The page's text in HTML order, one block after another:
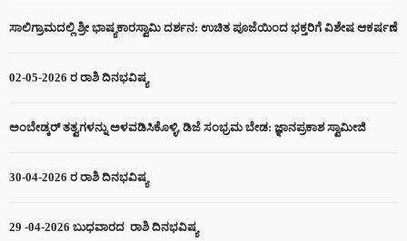
ಸಾಲಿಗ್ರಾಮದಲ್ಲಿ ಶ್ರೀ ಭಾಷ್ಯಕಾರಸ್ವಾಮಿ ದರ್ಶನ: ಉಚಿತ ಪೂಜೆಯಿಂದ ಭಕ್ತರಿಗೆ ವಿಶೇಷ ಆಕರ್ಷಣೆ
02-05-2026 ರ ರಾಶಿ ದಿನಭವಿಷ್ಯ
ಅಂಬೇಡ್ಕರ್ ತತ್ವಗಳನ್ನು ಅಳವಡಿಸಿಕೊಳ್ಳಿ, ಡಿಜೆ ಸಂಭ್ರಮ ಬೇಡ: ಜ್ಞಾನಪ್ರಕಾಶ ಸ್ವಾಮೀಜಿ
30-04-2026 ರ ರಾಶಿ ದಿನಭವಿಷ್ಯ
29 -04-2026 ಬುಧವಾರದ ರಾಶಿ ದಿನಭವಿಷ್ಯ